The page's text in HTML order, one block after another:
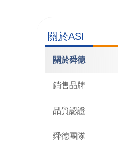
關於ASI
關於舜德
銷售品牌
品質認證
舜德團隊